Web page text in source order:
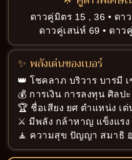
ดาวคู่มิตร 15 , 36 • ดา
ดาวคู่เสน่ห์ 69 • ดาว
✨ พลังเด่นของเบอร์
👑 โชคลาภ บริวาร บารมี
💰 การเงิน การลงทุน ศิลป
🏆 ชื่อเสียง ยศ ตำแหน่ง เ
⚔️ มีพลัง กล้าหาญ แข็งแรง
🧘 ความสุข ปัญญา สมาธิ